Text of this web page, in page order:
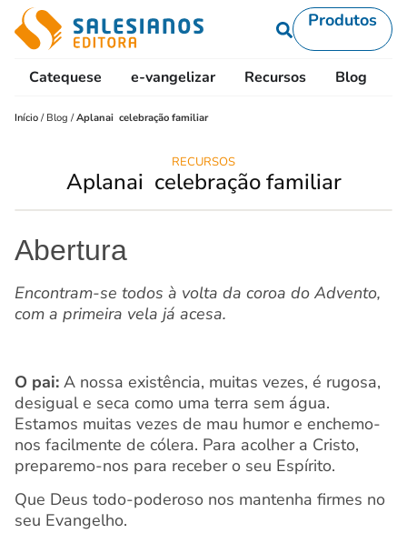
Produtos
Catequese e-vangelizar Recursos Blog
Início / Blog /Aplanai  celebração familiar
RECURSOS
Aplanai  celebração familiar
Abertura
Encontram-se todos à volta da coroa do Advento,
com a primeira vela já acesa.
O pai: A nossa existência, muitas vezes, é rugosa,
desigual e seca como uma terra sem água.
Estamos muitas vezes de mau humor e enchemo-
nos facilmente de cólera. Para acolher a Cristo,
preparemo-nos para receber o seu Espírito.
Que Deus todo-poderoso nos mantenha firmes no
seu Evangelho.